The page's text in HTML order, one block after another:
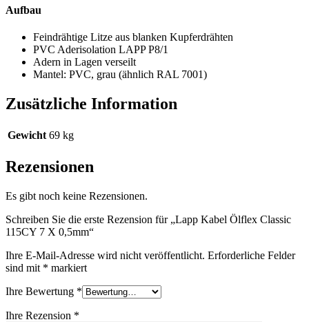
Aufbau
Feindrähtige Litze aus blanken Kupferdrähten
PVC Aderisolation LAPP P8/1
Adern in Lagen verseilt
Mantel: PVC, grau (ähnlich RAL 7001)
Zusätzliche Information
Gewicht 69 kg
Rezensionen
Es gibt noch keine Rezensionen.
Schreiben Sie die erste Rezension für „Lapp Kabel Ölflex Classic
115CY 7 X 0,5mm“
Ihre E-Mail-Adresse wird nicht veröffentlicht. Erforderliche Felder
sind mit * markiert
Ihre Bewertung *
Ihre Rezension *